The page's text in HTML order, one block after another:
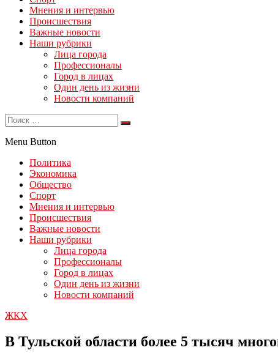
Мнения и интервью
Происшествия
Важные новости
Наши рубрики
Лица города
Профессионалы
Город в лицах
Один день из жизни
Новости компаний
Menu Button
Политика
Экономика
Общество
Спорт
Мнения и интервью
Происшествия
Важные новости
Наши рубрики
Лица города
Профессионалы
Город в лицах
Один день из жизни
Новости компаний
ЖКХ
В Тульской области более 5 тысяч